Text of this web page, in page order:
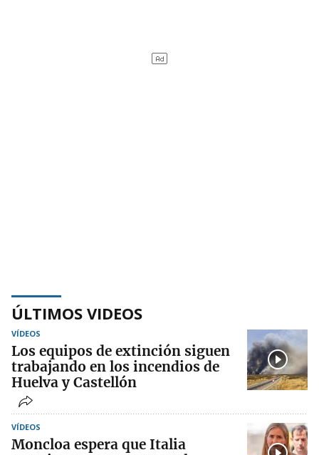
ÚLTIMOS VIDEOS
VÍDEOS
Los equipos de extinción siguen
trabajando en los incendios de
Huelva y Castellón
VÍDEOS
Moncloa espera que Italia